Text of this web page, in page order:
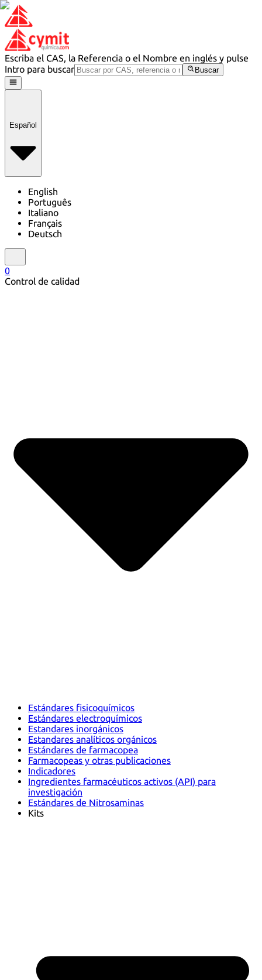
Escriba el CAS, la Referencia o el Nombre en inglés y pulse
Intro para buscar
Buscar
Español
English
Português
Italiano
Français
Deutsch
0
Control de calidad
Estándares fisicoquímicos
Estándares electroquímicos
Estandares inorgánicos
Estandares analíticos orgánicos
Estándares de farmacopea
Farmacopeas y otras publicaciones
Indicadores
Ingredientes farmacéuticos activos (API) para
investigación
Estándares de Nitrosaminas
Kits